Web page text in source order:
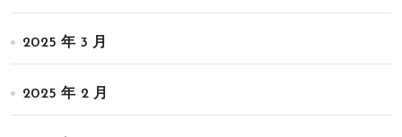
2025 年 3 月
2025 年 2 月